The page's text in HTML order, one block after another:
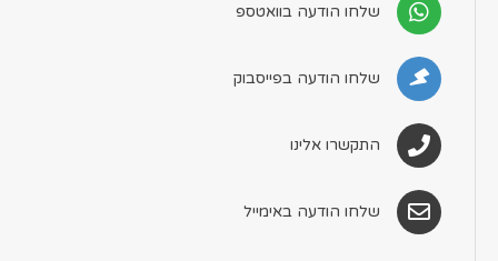
שלחו הודעה בוואטספ
שלחו הודעה בפייסבוק
התקשרו אלינו
שלחו הודעה באימייל